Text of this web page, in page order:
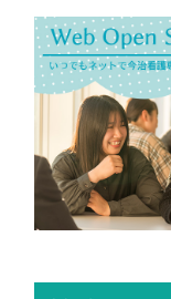
2021.06.07
令和4年度募集要
要項が必要な方
ご請求ください。